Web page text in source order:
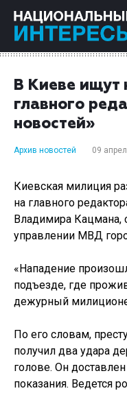
В Киеве ищут
главного
новостей»
Архив новостей 09
Киевская милиция
на главного
Владимира Кацмана,
управлении МВД
«Нападение
подъезде, где
дежурный
По его словам,
получил два удара
голове. Он
показания. Ведется